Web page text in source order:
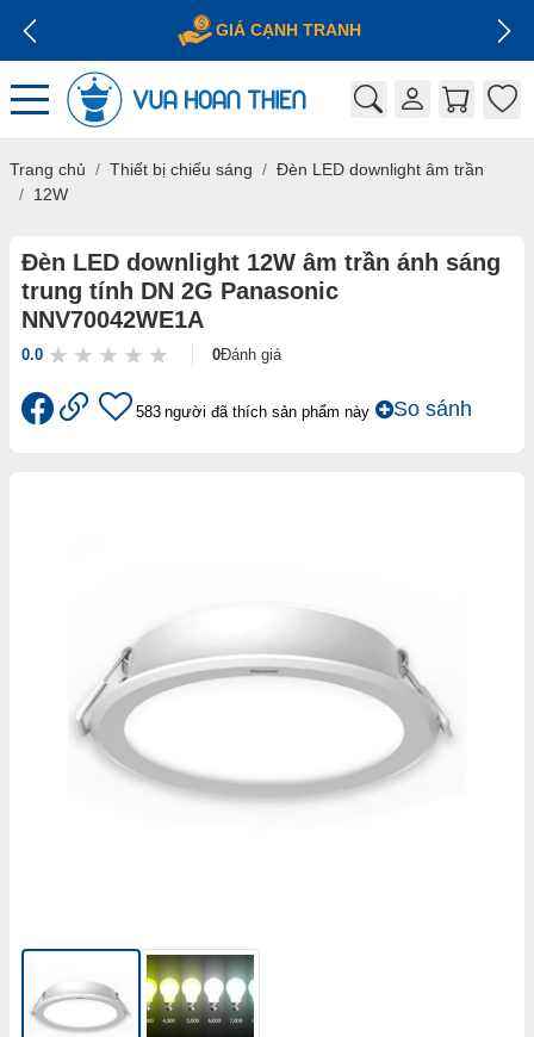
GIÁ CẠNH TRANH
Trang chủ Thiết bị chiếu sáng
Đèn LED downlight âm trần
12W
Đèn LED downlight 12W âm trần ánh sáng
trung tính DN 2G Panasonic
NNV70042WE1A
0.0 0Đánh giá
583 người đã thích sản phẩm này So sánh